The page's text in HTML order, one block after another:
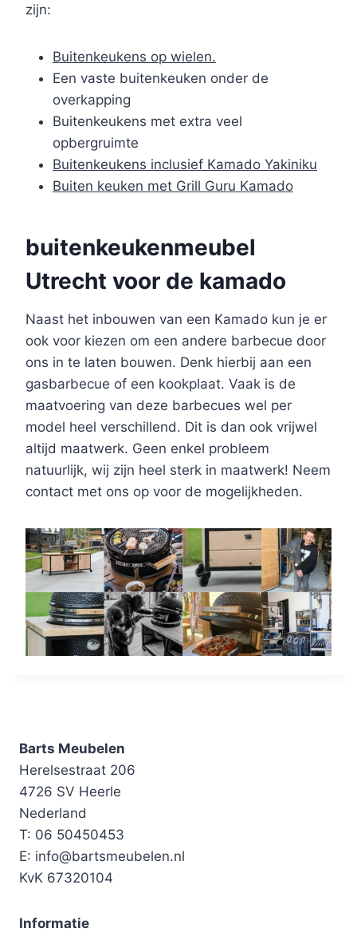
zijn:
Buitenkeukens op wielen.
Een vaste buitenkeuken onder de
overkapping
Buitenkeukens met extra veel
opbergruimte
Buitenkeukens inclusief Kamado Yakiniku
Buiten keuken met Grill Guru Kamado
buitenkeukenmeubel
Utrecht voor de kamado
Naast het inbouwen van een Kamado kun je er
ook voor kiezen om een andere barbecue door
ons in te laten bouwen. Denk hierbij aan een
gasbarbecue of een kookplaat. Vaak is de
maatvoering van deze barbecues wel per
model heel verschillend. Dit is dan ook vrijwel
altijd maatwerk. Geen enkel probleem
natuurlijk, wij zijn heel sterk in maatwerk! Neem
contact met ons op voor de mogelijkheden.
Barts Meubelen
Herelsestraat 206
4726 SV Heerle
Nederland
T: 06 50450453
E: info@bartsmeubelen.nl
KvK 67320104
Informatie